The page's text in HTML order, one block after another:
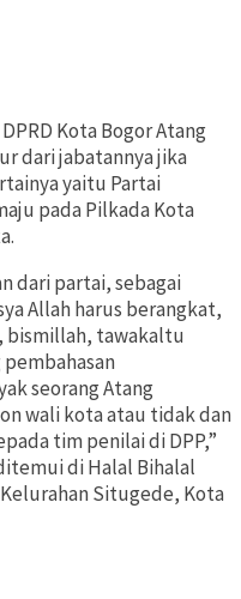
Kota Bogor Atang
dari jabatannya jika
yaitu Partai
pada Pilkada Kota
dari partai, sebagai
Allah harus berangkat,
bismillah, tawakaltu
seorang Atang
wali kota atau tidak dan
tim penilai di DPP,”
di Halal Bihalal
Situgede, Kota